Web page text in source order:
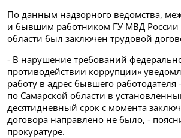
По данным надзорного ведомства,
и бывшим работником ГУ МВД России
области был заключен трудовой
- В нарушение требований
противодействии коррупции»
работу в адрес бывшего
по Самарской области в
десятидневный срок с момента
договора направлено не было, -
прокуратуре.